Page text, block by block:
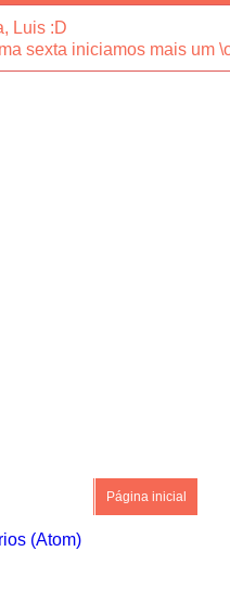
Luis :D
sexta iniciamos mais um
Página inicial
(Atom)